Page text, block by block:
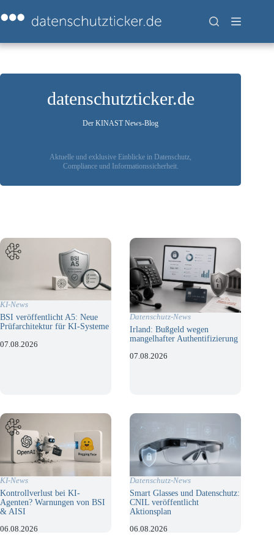
Inhalt
springen
datenschutzticker.de
Der KINAST News-Blog
Aktuelle und exklusive Einblicke in Datenschutz,
Compliance und Informationssicherheit.
KI-News
BSI veröffentlicht A5: Neue
Prüfarchitektur für KI-Systeme
07.08.2026
Datenschutz-News
Irland: Bußgeld wegen
mangelhafter Authentifizierung
07.08.2026
KI-News
Kontrollverlust bei KI-
Agenten? Warnungen von BSI
& AISI
06.08.2026
Datenschutz-News
Smart Glasses und Datenschutz:
CNIL veröffentlicht
Aktionsplan
06.08.2026